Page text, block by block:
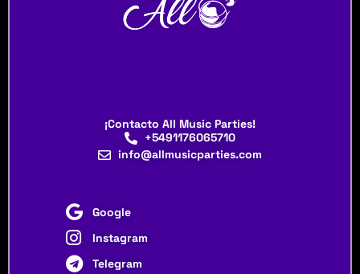
¡Contacto All Music Parties!
+5491176065710
info@allmusicparties.com
Google
Instagram
Telegram